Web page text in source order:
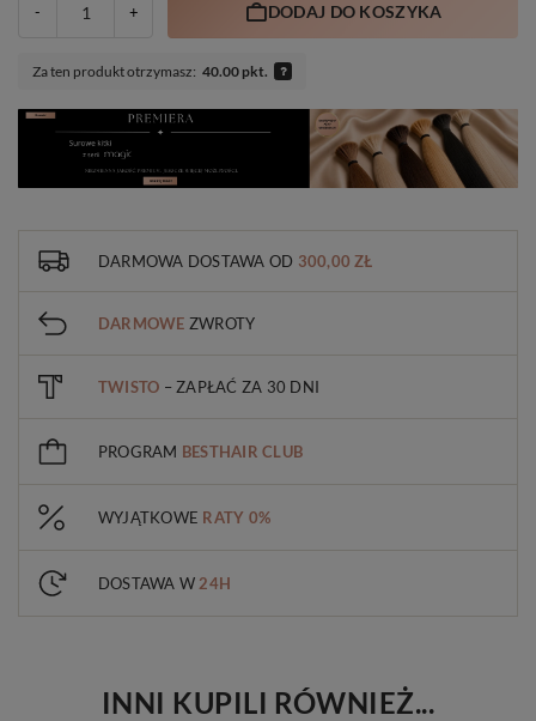
- + DODAJ DO KOSZYKA
Za ten produkt otrzymasz: 40.00 pkt.
DARMOWA DOSTAWA OD 300,00 ZŁ
DARMOWE ZWROTY
TWISTO – ZAPŁAĆ ZA 30 DNI
PROGRAM BESTHAIR CLUB
WYJĄTKOWE RATY 0%
DOSTAWA W 24H
INNI KUPILI RÓWNIEŻ...